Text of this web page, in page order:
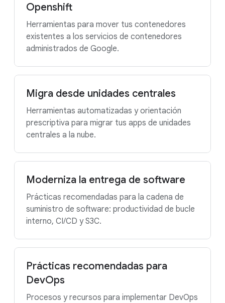
Openshift
Herramientas para mover tus contenedores
existentes a los servicios de contenedores
administrados de Google.
Migra desde unidades centrales
Herramientas automatizadas y orientación
prescriptiva para migrar tus apps de unidades
centrales a la nube.
Moderniza la entrega de software
Prácticas recomendadas para la cadena de
suministro de software: productividad de bucle
interno, CI/CD y S3C.
Prácticas recomendadas para
DevOps
Procesos y recursos para implementar DevOps